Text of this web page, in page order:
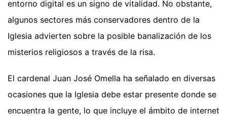
entorno digital es un signo de vitalidad. No obstante,
algunos sectores más conservadores dentro de la
Iglesia advierten sobre la posible banalización de los
misterios religiosos a través de la risa.
El cardenal Juan José Omella ha señalado en diversas
ocasiones que la Iglesia debe estar presente donde se
encuentra la gente, lo que incluye el ámbito de internet